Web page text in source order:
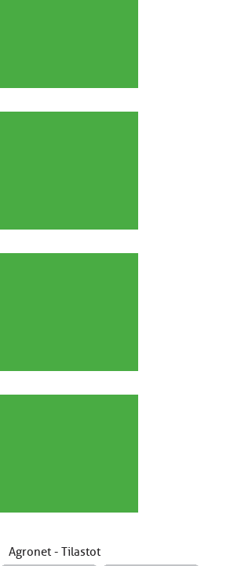
Agronet - Tilastot